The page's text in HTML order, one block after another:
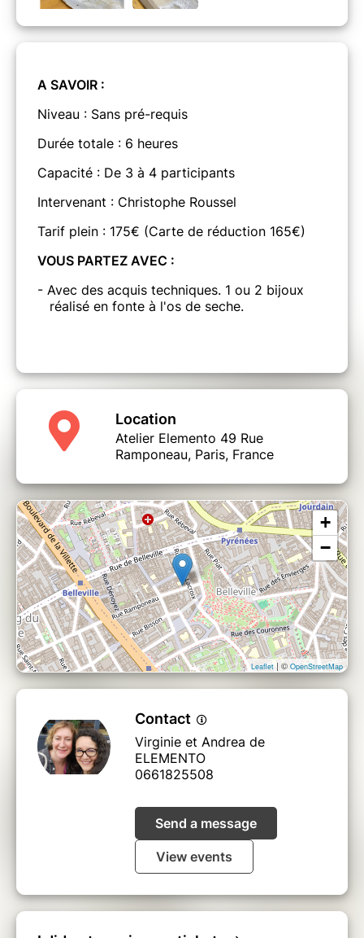
A SAVOIR :
Niveau : Sans pré-requis
Durée totale : 6 heures
Capacité : De 3 à 4 participants
Intervenant : Christophe Roussel
Tarif plein : 175€ (Carte de réduction 165€)
VOUS PARTEZ AVEC :
- Avec des acquis techniques. 1 ou 2 bijoux
réalisé en fonte à l'os de seche.
Location
Atelier Elemento 49 Rue
Ramponeau, Paris, France
+
−
Leaflet | © OpenStreetMap
Contact
Virginie et Andrea de
ELEMENTO
0661825508
Send a message
View events